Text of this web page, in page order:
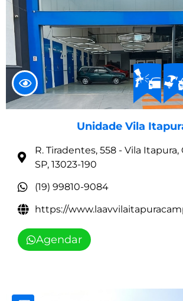
Unidade Vila
R. Tiradentes, 558 - Vila
SP, 13023-190
(19) 99810-9084
https://
Agendar